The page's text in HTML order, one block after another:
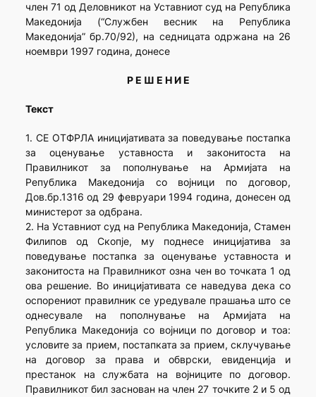
член 71 од Деловникот на Уставниот суд на Република
Македонија (“Службен весник на Република
Македонија” бр.70/92), на седницата одржана на 26
ноември 1997 година, донесе
Р Е Ш Е Н И Е
Текст
1. СЕ ОТФРЛА иницијативата за поведување постапка
за оценување уставноста и законитоста на
Правилникот за пополнување на Армијата на
Република Македонија со војници по договор,
Дов.бр.1316 од 29 февруари 1994 година, донесен од
министерот за одбрана.
2. На Уставниот суд на Република Македонија, Стамен
Филипов од Скопје, му поднесе иницијатива за
поведување постапка за оценување уставноста и
законитоста на Правилникот озна чен во точката 1 од
ова решение. Во иницијативата се наведува дека со
оспорениот правилник се уредувале прашања што се
однесувале на пополнување на Армијата на
Република Македонија со војници по договор и тоа:
условите за прием, постапката за прием, склучување
на договор за права и обврски, евиденција и
престанок на службата на војниците по договор.
Правилникот бил заснован на член 27 точките 2 и 5 од